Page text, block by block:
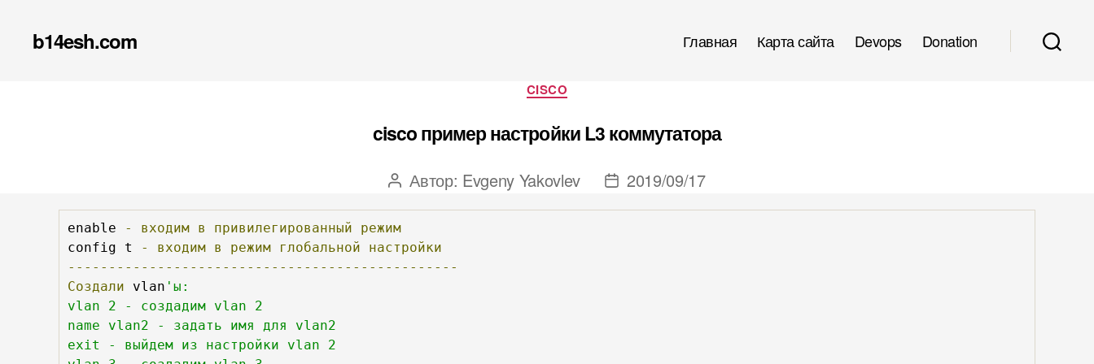
b14esh.com Главная Карта сайта Devops
Donation
Рубрики
CISCO
cisco пример настройки L3 коммутатора
Автор
записи
Автор: Evgeny Yakovlev
Дата
записи
2019/09/17
enable - входим в привилегированный
режим
config t
- входим в режим глобальной
настройки
------------------------------------------------
Создали vlan 'ы:
vlan 2 - создадим vlan 2
name vlan2 - задать имя для vlan2
exit - выйдем из настройки vlan 2